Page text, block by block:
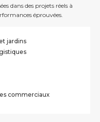
dans des projets réels à
éprouvées.
jardins
commerciaux